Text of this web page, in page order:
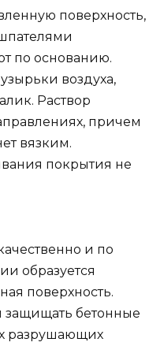
поверхность,
по основанию.
воздуха,
Раствор
причем
вязким.
покрытия не
и по
образуется
поверхность.
бетонные
разрушающих